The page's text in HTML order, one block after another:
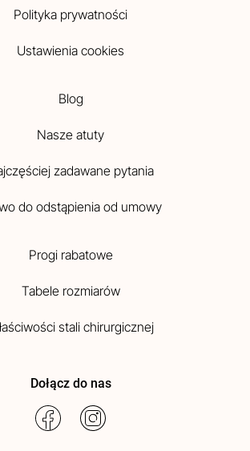
Polityka prywatności
Ustawienia cookies
Blog
Nasze atuty
zadawane pytania
do odstąpienia od umowy
Progi rabatowe
Tabele rozmiarów
stali chirurgicznej
Dołącz do nas